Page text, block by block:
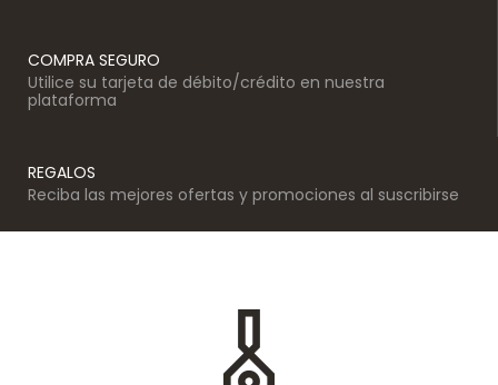
COMPRA SEGURO
Utilice su tarjeta de débito/crédito en nuestra
plataforma
REGALOS
Reciba las mejores ofertas y promociones al suscribirse